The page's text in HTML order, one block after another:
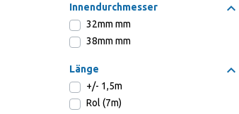
Innendurchmesser
32mm mm
38mm mm
Länge
+/- 1,5m
Rol (7m)